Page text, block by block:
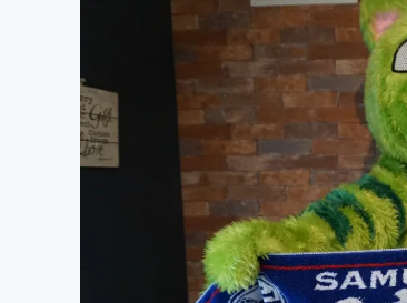
アート・写真
テクノロジー・ガジェット
映像・映画
ビジネス・起業
まちづくり・地域活性化